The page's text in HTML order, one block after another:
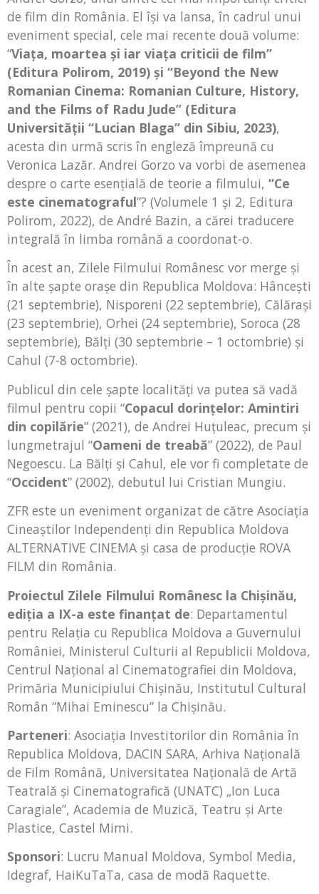
de film din România. El îşi va lansa, în cadrul unui
eveniment special, cele mai recente două volume:
“Viața, moartea și iar viața criticii de film”
(Editura Polirom, 2019) şi “Beyond the New
Romanian Cinema: Romanian Culture, History,
and the Films of Radu Jude” (Editura
Universităţii “Lucian Blaga” din Sibiu, 2023),
acesta din urmă scris în engleză împreună cu
Veronica Lazăr. Andrei Gorzo va vorbi de asemenea
despre o carte esenţială de teorie a filmului, “Ce
este cinematograful”? (Volumele 1 şi 2, Editura
Polirom, 2022), de André Bazin, a cărei traducere
integrală în limba română a coordonat-o.
În acest an, Zilele Filmului Românesc vor merge și
în alte şapte oraşe din Republica Moldova: Hânceşti
(21 septembrie), Nisporeni (22 septembrie), Călăraşi
(23 septembrie), Orhei (24 septembrie), Soroca (28
septembrie), Bălţi (30 septembrie – 1 octombrie) şi
Cahul (7-8 octombrie).
Publicul din cele şapte localităţi va putea să vadă
filmul pentru copii “Copacul dorinţelor: Amintiri
din copilărie” (2021), de Andrei Huţuleac, precum şi
lungmetrajul “Oameni de treabă” (2022), de Paul
Negoescu. La Bălţi şi Cahul, ele vor fi completate de
“Occident” (2002), debutul lui Cristian Mungiu.
ZFR este un eveniment organizat de către Asociaţia
Cineaştilor Independenţi din Republica Moldova
ALTERNATIVE CINEMA și casa de producţie ROVA
FILM din România.
Proiectul Zilele Filmului Românesc la Chișinău,
ediția a IX-a este finanțat de: Departamentul
pentru Relația cu Republica Moldova a Guvernului
României, Ministerul Culturii al Republicii Moldova,
Centrul Național al Cinematografiei din Moldova,
Primăria Municipiului Chișinău, Institutul Cultural
Român ”Mihai Eminescu” la Chișinău.
Parteneri: Asociația Investitorilor din România în
Republica Moldova, DACIN SARA, Arhiva Națională
de Film Română, Universitatea Naţională de Artă
Teatrală şi Cinematografică (UNATC) „Ion Luca
Caragiale”, Academia de Muzică, Teatru și Arte
Plastice, Castel Mimi.
Sponsori: Lucru Manual Moldova, Symbol Media,
Idegraf, HaiKuTaTa, casa de modă Raquette.